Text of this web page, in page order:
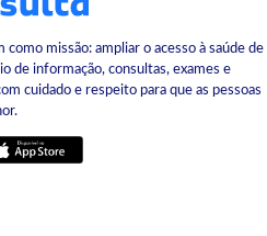
como missão: ampliar o acesso à saúde de
de informação, consultas, exames e
cuidado e respeito para que as pessoas